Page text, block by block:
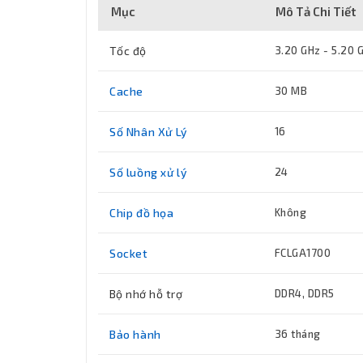
Mục Mô Tả Chi Tiết
Tốc độ 3.20 GHz - 5.20
Cache 30 MB
Số Nhân Xử Lý 16
Số luồng xử lý 24
Chip đồ họa Không
Socket FCLGA1700
Bộ nhớ hỗ trợ DDR4, DDR5
Bảo hành 36 tháng